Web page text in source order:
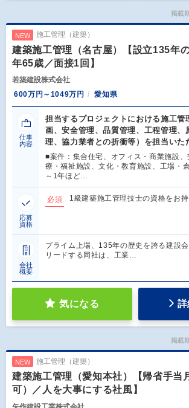
掲載
NEW 施工管理（建築）
建築施工管理（名古屋）【設立135年
年65歳／面接1回】
若築建設株式会社
600万円～1049万円
愛知県
仕事
内容
担当するプロジェクトにおける施工管
画、安全管理、品質管理、工程管理、
理、協力業者との折衝等）を担当いた
■案件：集合住宅、オフィス・商業施設
療・福祉施設、文化・教育施設、工場
～1年ほど…
応募
資格
必須 1級建築施工管理技士の資格をお
会社
概要
プライム上場、135年の歴史を誇る建設
リードする同社は、工業…
気になる
掲載
NEW 施工管理（建築）
建築施工管理（愛知本社）【帰省手当
可）／人を大事にする社風】